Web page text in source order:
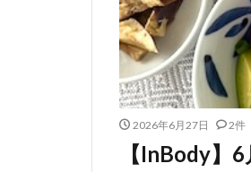
2026年6月27日 2件
【InBody】